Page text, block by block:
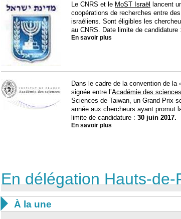
Le CNRS et le MoST Israël
lancent
coopérations de recherches entre
israéliens. Sont éligibles les
au CNRS. Date limite de candidature :
En savoir plus
Dans le cadre de la convention de
signée entre l’Académie des sciences
Sciences de Taiwan, un Grand Prix
année aux chercheurs ayant promut
limite de candidature : 30 juin 2017.
En savoir plus
En délégation Hauts-de-
 À la une